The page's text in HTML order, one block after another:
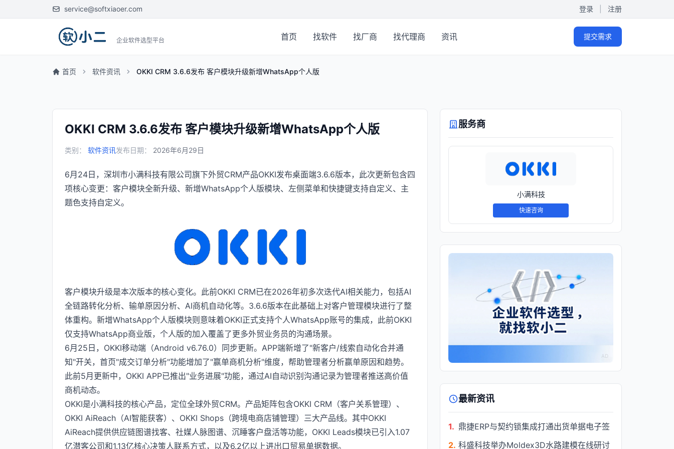
service@softxiaoer.com 登录 注册
企业软件选型平台 首页 找软件 找厂商 找代理商 资讯 提交需求
首页 软件资讯 OKKI CRM 3.6.6发布 客户模块升级新增WhatsApp个人版
OKKI CRM 3.6.6发布 客户模块升级新增WhatsApp个人版
类别： 软件资讯发布日期： 2026年6月29日
6月24日，深圳市小满科技有限公司旗下外贸CRM产品OKKI发布桌面端3.6.6版本，此次更新包含四
项核心变更：客户模块全新升级、新增WhatsApp个人版模块、左侧菜单和快捷键支持自定义、主
题色支持自定义。
客户模块升级是本次版本的核心变化。此前OKKI CRM已在2026年初多次迭代AI相关能力，包括AI
全链路转化分析、输单原因分析、AI商机自动化等。3.6.6版本在此基础上对客户管理模块进行了整
体重构。新增WhatsApp个人版模块则意味着OKKI正式支持个人WhatsApp账号的集成，此前OKKI
仅支持WhatsApp商业版，个人版的加入覆盖了更多外贸业务员的沟通场景。
6月25日，OKKI移动端（Android v6.76.0）同步更新。APP端新增了"新客户/线索自动化合并通
知"开关，首页"成交订单分析"功能增加了"赢单商机分析"维度，帮助管理者分析赢单原因和趋势。
此前5月更新中，OKKI APP已推出"业务进展"功能，通过AI自动识别沟通记录为管理者推送高价值
商机动态。
OKKI是小满科技的核心产品，定位全球外贸CRM。产品矩阵包含OKKI CRM（客户关系管理）、
OKKI AiReach（AI智能获客）、OKKI Shops（跨境电商店铺管理）三大产品线。其中OKKI
AiReach提供供应链图谱找客、社媒人脉图谱、沉睡客户盘活等功能，OKKI Leads模块已引入1.07
亿潜客公司和1.13亿核心决策人联系方式，以及6.2亿以上进出口贸易单据数据。
服务商
小满科技
快速咨询
AD
最新资讯
1. 鼎捷ERP与契约锁集成打通出货单据电子签
2. 科盛科技举办Moldex3D水路建模在线研讨